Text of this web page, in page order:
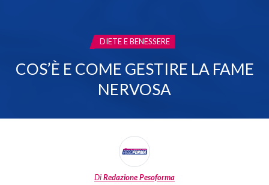
CATEGORIA:
DIETE E BENESSERE
COS’È E COME GESTIRE LA FAME
NERVOSA
DiRedazione Pesoforma